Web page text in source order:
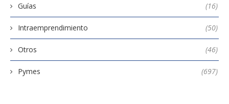
Guías (16)
Intraemprendimiento (50)
Otros (46)
Pymes (697)